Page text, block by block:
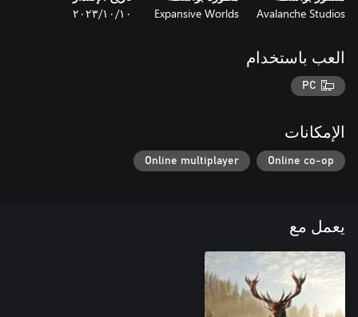
Avalanche Studios
Expansive Worlds ١٠‏/١٠‏/٢٠٢٣
العب باستخدام
PC
الإمكانات
Online co-op
Online multiplayer
يعمل مع